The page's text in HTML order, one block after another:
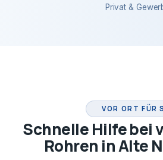
Privat &
VOR ORT FÜR
Schnelle Hilfe bei
Rohren in Alte